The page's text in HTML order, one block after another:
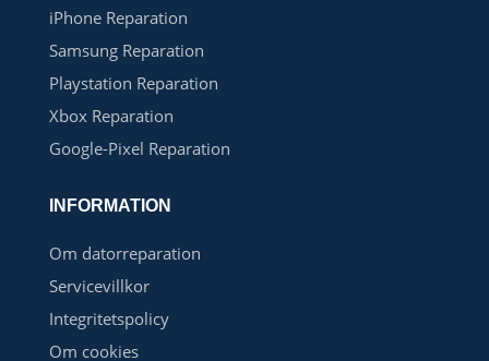
iPhone Reparation
Samsung Reparation
Playstation Reparation
Xbox Reparation
Google-Pixel Reparation
INFORMATION
Om datorreparation
Servicevillkor
Integritetspolicy
Om cookies